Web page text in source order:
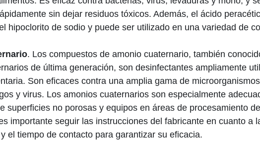
sin dejar residuos tóxicos. Además, el ácido
hipoclorito de sodio y puede ser utilizado en una variedad de
. Los compuestos de amonio cuaternario, también
de última generación, son desinfectantes ampliamente
Son eficaces contra una amplia gama de
y virus. Los amonios cuaternarios son especialmente
superficies no porosas y equipos en áreas de procesamiento
importante seguir las instrucciones del fabricante en cuanto a
el tiempo de contacto para garantizar su eficacia.